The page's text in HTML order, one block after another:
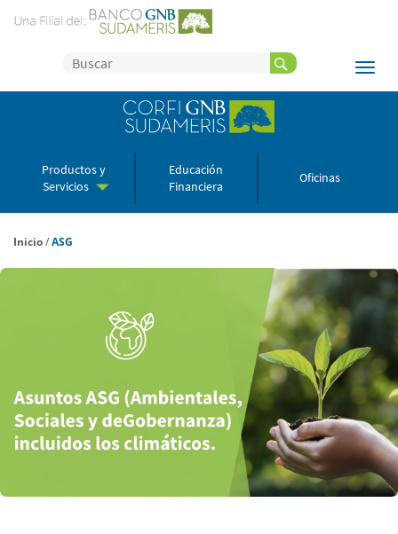
Productos y
Servicios
Educación
Financiera
Oficinas
Inicio/ASG